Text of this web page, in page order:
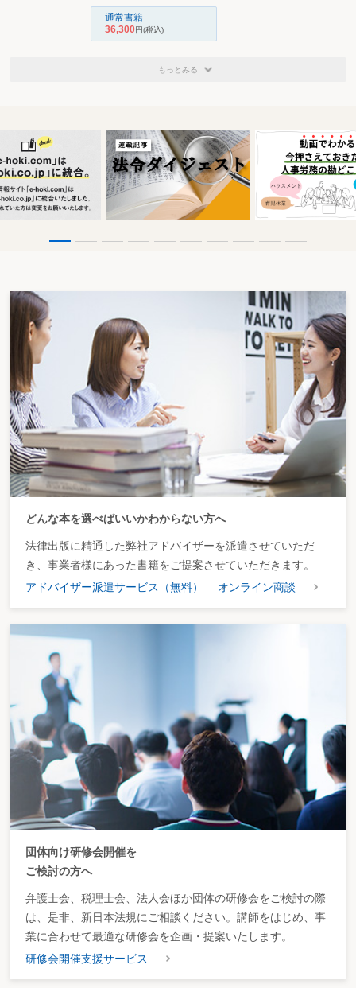
通常書籍
36,300円(税込)
もっとみる
どんな本を選べばいいかわからない方へ
法律出版に精通した弊社アドバイザーを派遣させていただ
き、事業者様にあった書籍をご提案させていただきます。
アドバイザー派遣サービス（無料）
オンライン商談
団体向け研修会開催を
ご検討の方へ
弁護士会、税理士会、法人会ほか団体の研修会をご検討の際
は、是非、新日本法規にご相談ください。講師をはじめ、事
業に合わせて最適な研修会を企画・提案いたします。
研修会開催支援サービス